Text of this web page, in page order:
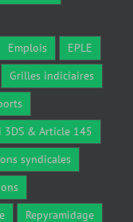
Emplois
EPLE
Grilles indiciaires
3DS & Article 145
syndicales
Repyramidage